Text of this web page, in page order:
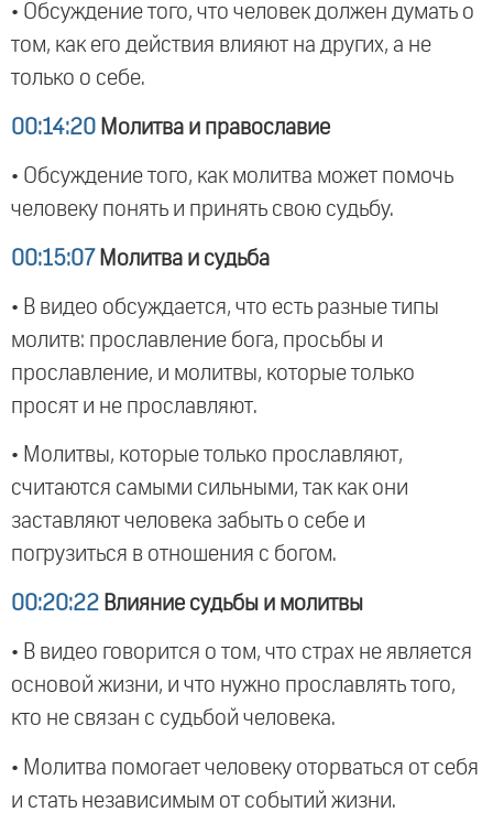
• Обсуждение того, что человек должен думать о
том, как его действия влияют на других, а не
только о себе.
00:14:20 Молитва и православие
• Обсуждение того, как молитва может помочь
человеку понять и принять свою судьбу.
00:15:07 Молитва и судьба
• В видео обсуждается, что есть разные типы
молитв: прославление бога, просьбы и
прославление, и молитвы, которые только
просят и не прославляют.
• Молитвы, которые только прославляют,
считаются самыми сильными, так как они
заставляют человека забыть о себе и
погрузиться в отношения с богом.
00:20:22 Влияние судьбы и молитвы
• В видео говорится о том, что страх не является
основой жизни, и что нужно прославлять того,
кто не связан с судьбой человека.
• Молитва помогает человеку оторваться от себя
и стать независимым от событий жизни.